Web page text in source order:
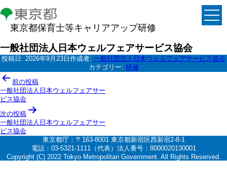
東京都保育士等キャリアアップ研修
一般社団法人日本ウェルフェアサービス協会
投稿日: 2026年9月23日 作成者: 一般社団法人日本ウェルフェアサービス協会
カテゴリー: 研修
投
稿
ナ
ビ
ゲ
シ
前の投稿
一般社団法人日本ウェルフェアサー
ビス協会
次の投稿
一般社団法人日本ウェルフェアサー
ビス協会
東京都庁：〒163-8001 東京都新宿区西新宿2-8-1
電話：03-5321-1111（代表）法人番号：8000020130001
Copyright (C) 2022 Tokyo Metropolitan Government. All Rights Reserved.